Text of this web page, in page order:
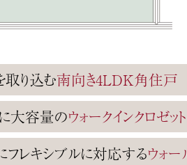
取り込む南向き4LDK角住戸
大容量のウォークインクロゼット
フレキシブルに対応するウォー